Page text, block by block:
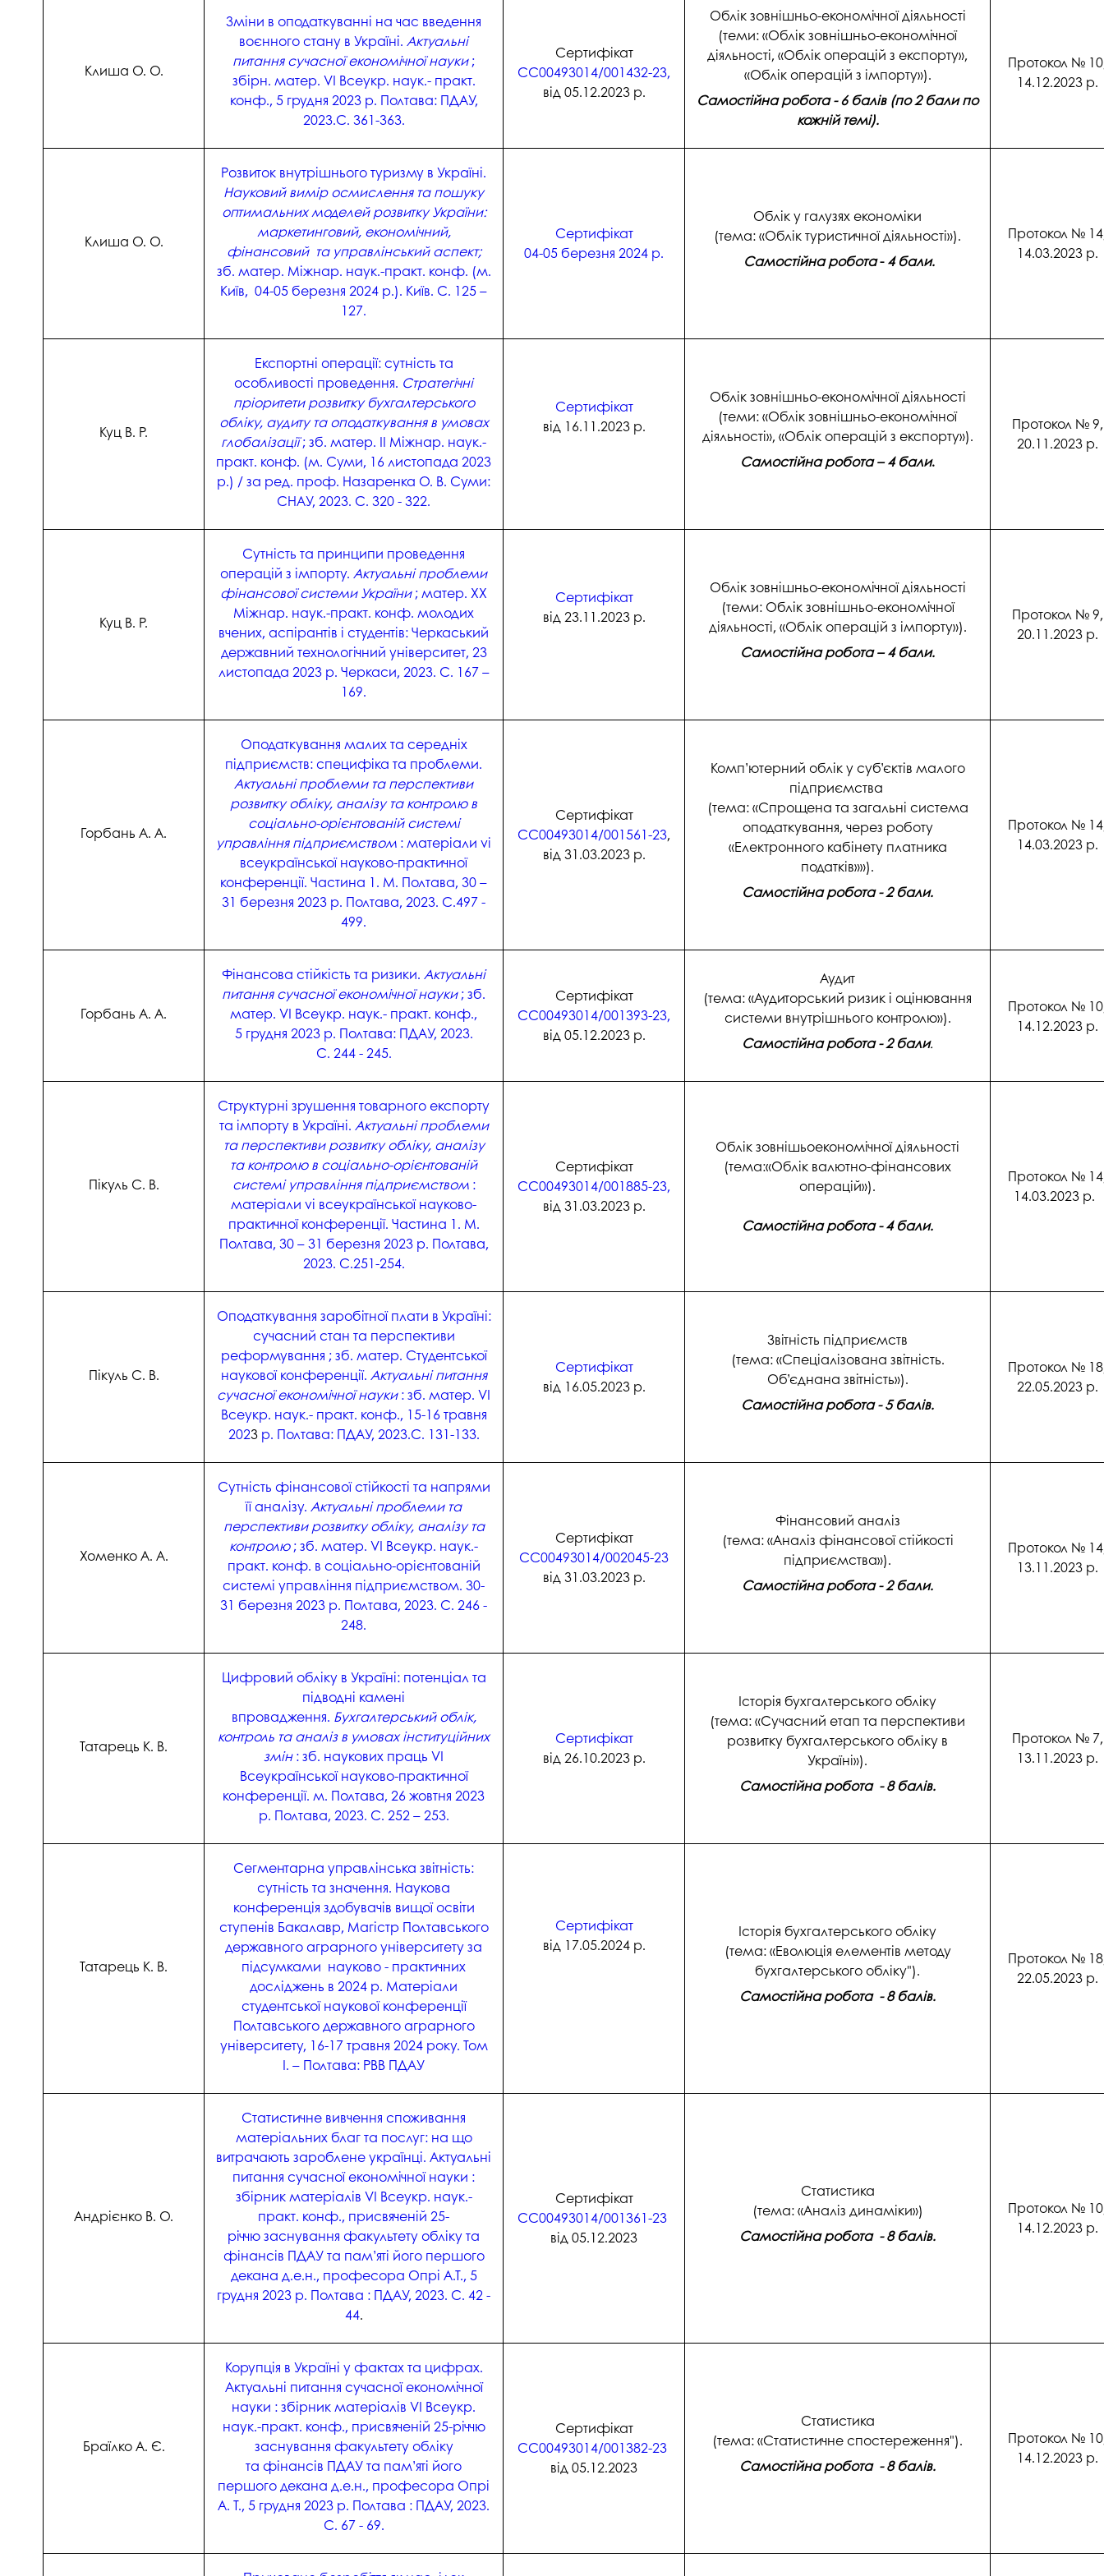
Асоціація випускників
Антикорупційна діяльність
Меморіал пам'яті
Відділ маркетингу
Центр впровадження індустрії
4.0
Психологічна служба
Омбудсмен учасників
Студентське містечко ПДАУ
Навчально-наукові центри
Дорадча служба
Вступні випробування 2026
Волонтерський центр "ПУЛЬС"
Студентське життя
Підрозділ з організації виховної
Спорт
працевлаштуванню
Скринька довіри
Академічна доброчесність
Неформальна / Інформальна
освіта
Опитування
Відділ моніторингу та забезпечення
якості освіти
напряму Жан Моне: SuTCom
UniClaD: Erasmus+KA2 /
Expertise Center «MILK LOCAL
PRODUCT»
Аспірантура і докторантура
Наукові підрозділи
(лабораторії, центри)
Офіс міжнародного
наукового амбасадора
Добровільні громадські
об’єднання з питань науки
Наукові праці
Наукометричні бази
Фахові журнали
Клиша О. О.
Зміни в оподаткуванні на час введення
воєнного стану в Україні. Актуальні
питання сучасної економічної науки;
збірн. матер. VІ Всеукр. наук.- практ.
конф., 5 грудня 2023 р. Полтава: ПДАУ,
2023.С. 361-363.
Сертифікат
СС00493014/001432-23,
від 05.12.2023 р.
Облік зовнішньо-економічної діяльності
(теми: «Облік зовнішньо-економічної
діяльності, «Облік операцій з експорту»,
«Облік операцій з імпорту»).
Самостійна робота - 6 балів (по 2 бали по
кожній темі).
Протокол №
14.12.2023 р.
Клиша О. О.
Розвиток внутрішнього туризму в Україні.
Науковий вимір осмислення та пошуку
оптимальних моделей розвитку України:
маркетинговий, економічний,
фінансовий та управлінський аспект;
зб. матер. Міжнар. наук.-практ. конф. (м.
Київ, 04-05 березня 2024 р.). Київ. С. 125 –
127.
Сертифікат
04-05 березня 2024 р.
Облік у галузях економіки
(тема: «Облік туристичної діяльності»).
Самостійна робота-4 бали.
Протокол №
14.03.2023 р.
Куц В. Р.
Експортні операції: сутність та
особливості проведення. Стратегічні
пріоритети розвитку бухгалтерського
обліку, аудиту та оподаткування в умовах
глобалізації; зб. матер. II Міжнар. наук.-
практ. конф. (м. Суми, 16 листопада 2023
р.) / за ред. проф. Назаренка О. В. Суми:
СНАУ, 2023. С. 320 - 322.
Сертифікат
від 16.11.2023 р.
Облік зовнішньо-економічної діяльності
(теми: «Облік зовнішньо-економічної
діяльності», «Облік операцій з експорту»).
Самостійна робота – 4 бали.
Протокол № 9,
20.11.2023 р.
Куц В. Р.
Сутність та принципи проведення
операцій з імпорту. Актуальні проблеми
фінансової системи України; матер. XХ
Міжнар. наук.-практ. конф. молодих
вчених, аспірантів і студентів: Черкаський
державний технологічний університет, 23
листопада 2023 р. Черкаси, 2023. С. 167 –
169.
Сертифікат
від 23.11.2023 р.
Облік зовнішньо-економічної діяльності
(теми: Облік зовнішньо-економічної
діяльності, «Облік операцій з імпорту»).
Самостійна робота – 4 бали.
Протокол № 9,
20.11.2023 р.
Горбань А. А.
Оподаткування малих та середніх
підприємств: специфіка та проблеми.
Актуальні проблеми та перспективи
розвитку обліку, аналізу та контролю в
соціально-орієнтованій системі
управління підприємством : матеріали vі
всеукраїнської науково-практичної
конференції. Частина 1. М. Полтава, 30 –
31 березня 2023 р. Полтава, 2023. С.497 -
499.
Сертифікат
СС00493014/001561-23,
від 31.03.2023 р.
Комп’ютерний облік у суб’єктів малого
підприємства
(тема: «Спрощена та загальні система
оподаткування, через роботу
«Електронного кабінету платника
податків»»).
Самостійна робота - 2 бали.
Протокол №
14.03.2023 р.
Горбань А. А.
Фінансова стійкість та ризики. Актуальні
питання сучасної економічної науки; зб.
матер. VІ Всеукр. наук.- практ. конф.,
5 грудня 2023 р. Полтава: ПДАУ, 2023.
С. 244 - 245.
Сертифікат
СС00493014/001393-23,
від 05.12.2023 р.
Аудит
(тема: «Аудиторський ризик і оцінювання
системи внутрішнього контролю»).
Самостійна робота - 2 бали.
Протокол №
14.12.2023 р.
Пікуль С. В.
Структурні зрушення товарного експорту
та імпорту в Україні. Актуальні проблеми
та перспективи розвитку обліку, аналізу
та контролю в соціально-орієнтованій
системі управління підприємством:
матеріали vі всеукраїнської науково-
практичної конференції. Частина 1. М.
Полтава, 30 – 31 березня 2023 р. Полтава,
2023. С.251-254.
Сертифікат
СС00493014/001885-23,
від 31.03.2023 р.
Облік зовнішьоекономічної діяльності
(тема:«Облік валютно-фінансових
операцій»).
Самостійна робота - 4 бали.
Протокол №
14.03.2023 р.
Пікуль С. В.
Оподаткування заробітної плати в Україні:
сучасний стан та перспективи
реформування ; зб. матер. Студентської
наукової конференції. Актуальні питання
сучасної економічної науки: зб. матер. VІ
Всеукр. наук.- практ. конф., 15-16 травня
2023 р. Полтава: ПДАУ, 2023.С. 131-133.
Сертифікат
від 16.05.2023 р.
Звітність підприємств
(тема: «Спеціалізована звітність.
Об’єднана звітність»).
Самостійна робота - 5 балів.
Протокол №
22.05.2023 р.
Хоменко А. А.
Сутність фінансової стійкості та напрями
її аналізу. Актуальні проблеми та
перспективи розвитку обліку, аналізу та
контролю; зб. матер. VI Всеукр. наук.-
практ. конф. в соціально-орієнтованій
системі управління підприємством. 30-
31 березня 2023 р. Полтава, 2023. С. 246 -
248.
Сертифікат
СС00493014/002045-23
від 31.03.2023 р.
Фінансовий аналіз
(тема: «Аналіз фінансової стійкості
підприємства»).
Самостійна робота - 2 бали.
Протокол №
13.11.2023 р.
Татарець К. В.
Цифровий обліку в Україні: потенціал та
підводні камені
впровадження. Бухгалтерський облік,
контроль та аналіз в умовах інституційних
змін: зб. наукових праць VI
Всеукраїнської науково-практичної
конференції. м. Полтава, 26 жовтня 2023
р. Полтава, 2023. С. 252 – 253.
Сертифікат
від 26.10.2023 р.
Історія бухгалтерського обліку
(тема: «Сучасний етап та перспективи
розвитку бухгалтерського обліку в
Україні»).
Самостійна робота - 8 балів.
Протокол № 7,
13.11.2023 р.
Татарець К. В.
Сегментарна управлінська звітність:
сутність та значення. Наукова
конференція здобувачів вищої освіти
ступенів Бакалавр, Магістр Полтавського
державного аграрного університету за
підсумками науково - практичних
досліджень в 2024 р. Матеріали
студентської наукової конференції
Полтавського державного аграрного
університету, 16-17 травня 2024 року. Том
І. – Полтава: РВВ ПДАУ
Сертифікат
від 17.05.2024 р.
Історія бухгалтерського обліку
(тема: «Еволюція елементів методу
бухгалтерського обліку").
Самостійна робота - 8 балів.
Протокол №
22.05.2023 р.
Андрієнко В. О.
Статистичне вивчення споживання
матеріальних благ та послуг: на що
витрачають зароблене українці. Актуальні
питання сучасної економічної науки :
збірник матеріалів VІ Всеукр. наук.-
практ. конф., присвяченій 25-
річчю заснування факультету обліку та
фінансів ПДАУ та пам’яті його першого
декана д.е.н., професора Опрі А.Т., 5
грудня 2023 р. Полтава : ПДАУ, 2023. С. 42 -
44.
Сертифікат
СС00493014/001361-23
від 05.12.2023
Статистика
(тема: «Аналіз динаміки»)
Самостійна робота - 8 балів.
Протокол №
14.12.2023 р.
Браїлко А. Є.
Корупція в Україні у фактах та цифрах.
Актуальні питання сучасної економічної
науки : збірник матеріалів VІ Всеукр.
наук.-практ. конф., присвяченій 25-річчю
заснування факультету обліку
та фінансів ПДАУ та пам’яті його
першого декана д.е.н., професора Опрі
А. Т., 5 грудня 2023 р. Полтава : ПДАУ, 2023.
С. 67 - 69.
Сертифікат
СС00493014/001382-23
від 05.12.2023
Статистика
(тема: «Статистичне спостереження").
Самостійна робота - 8 балів.
Протокол №
14.12.2023 р.